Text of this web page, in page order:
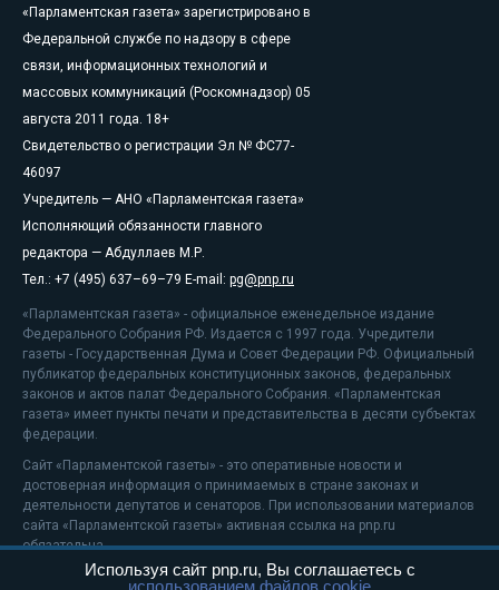
«Парламентская газета» зарегистрировано в
Федеральной службе по надзору в сфере
связи, информационных технологий и
массовых коммуникаций (Роскомнадзор) 05
августа 2011 года. 18+
Свидетельство о регистрации Эл № ФС77-
46097
Учредитель — АНО «Парламентская газета»
Исполняющий обязанности главного
редактора — Абдуллаев М.Р.
Тел.: +7 (495) 637–69–79 E-mail: pg@pnp.ru
«Парламентская газета» - официальное еженедельное издание
Федерального Собрания РФ. Издается с 1997 года. Учредители
газеты - Государственная Дума и Совет Федерации РФ. Официальный
публикатор федеральных конституционных законов, федеральных
законов и актов палат Федерального Собрания. «Парламентская
газета» имеет пункты печати и представительства в десяти субъектах
федерации.
Сайт «Парламентской газеты» - это оперативные новости и
достоверная информация о принимаемых в стране законах и
деятельности депутатов и сенаторов. При использовании материалов
сайта «Парламентской газеты» активная ссылка на pnp.ru
обязательна.
На информационном ресурсе применяютсярекомендательные
Используя сайт pnp.ru, Вы соглашаетесь с
использованием файлов cookie